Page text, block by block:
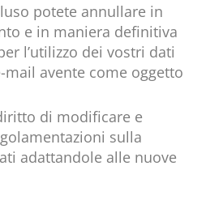
potete annullare in
e in maniera definitiva
l’utilizzo dei vostri dati
avente come oggetto
di modificare e
sulla
adattandole alle nuove